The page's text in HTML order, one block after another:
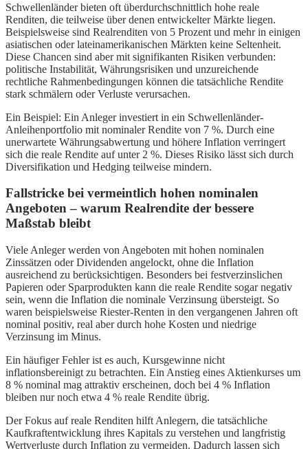
Schwellenländer bieten oft überdurchschnittlich hohe reale
Renditen, die teilweise über denen entwickelter Märkte liegen.
Beispielsweise sind Realrenditen von 5 Prozent und mehr in einigen
asiatischen oder lateinamerikanischen Märkten keine Seltenheit.
Diese Chancen sind aber mit signifikanten Risiken verbunden:
politische Instabilität, Währungsrisiken und unzureichende
rechtliche Rahmenbedingungen können die tatsächliche Rendite
stark schmälern oder Verluste verursachen.
Ein Beispiel: Ein Anleger investiert in ein Schwellenländer-
Anleihenportfolio mit nominaler Rendite von 7 %. Durch eine
unerwartete Währungsabwertung und höhere Inflation verringert
sich die reale Rendite auf unter 2 %. Dieses Risiko lässt sich durch
Diversifikation und Hedging teilweise mindern.
Fallstricke bei vermeintlich hohen nominalen
Angeboten – warum Realrendite der bessere
Maßstab bleibt
Viele Anleger werden von Angeboten mit hohen nominalen
Zinssätzen oder Dividenden angelockt, ohne die Inflation
ausreichend zu berücksichtigen. Besonders bei festverzinslichen
Papieren oder Sparprodukten kann die reale Rendite sogar negativ
sein, wenn die Inflation die nominale Verzinsung übersteigt. So
waren beispielsweise Riester-Renten in den vergangenen Jahren oft
nominal positiv, real aber durch hohe Kosten und niedrige
Verzinsung im Minus.
Ein häufiger Fehler ist es auch, Kursgewinne nicht
inflationsbereinigt zu betrachten. Ein Anstieg eines Aktienkurses um
8 % nominal mag attraktiv erscheinen, doch bei 4 % Inflation
bleiben nur noch etwa 4 % reale Rendite übrig.
Der Fokus auf reale Renditen hilft Anlegern, die tatsächliche
Kaufkraftentwicklung ihres Kapitals zu verstehen und langfristig
Wertverluste durch Inflation zu vermeiden. Dadurch lassen sich